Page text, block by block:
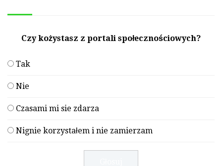
Czy kożystasz z portali społecznościowych?
Tak
Nie
Czasami mi sie zdarza
Nignie korzystałem i nie zamierzam